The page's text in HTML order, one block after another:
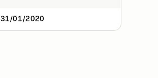
31/01/2020